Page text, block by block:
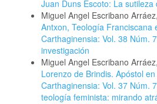
Juan Duns Escoto: La sutileza
Miguel Angel Escribano Arráez,
Antxon, Teología Franciscana
Carthaginensia: Vol. 38 Núm.
investigación
Miguel Angel Escribano Arráez,
Lorenzo de Brindis. Apóstol
Carthaginensia: Vol. 37 Núm.
teología feminista: mirando